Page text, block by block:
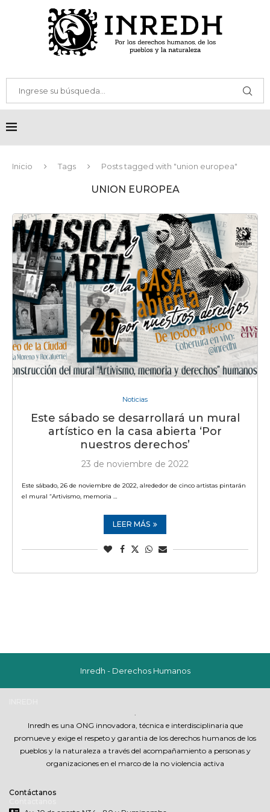
Inicio Tags Posts tagged with "union europea"
UNION EUROPEA
Noticias
Este sábado se desarrollará un mural
artístico en la casa abierta ‘Por
nuestros derechos’
23 de noviembre de 2022
Este sábado, 26 de noviembre de 2022, alrededor de cinco artistas pintarán
el mural “Artivismo, memoria …
LEER MÁS
Inredh - Derechos Humanos
Inredh es una ONG innovadora, técnica e interdisciplinaria que
promueve y exige el respeto y garantia de los derechos humanos de los
pueblos y la naturaleza a través del acompañamiento a personas y
organizaciones en el marco de la no violencia activa
Contáctanos